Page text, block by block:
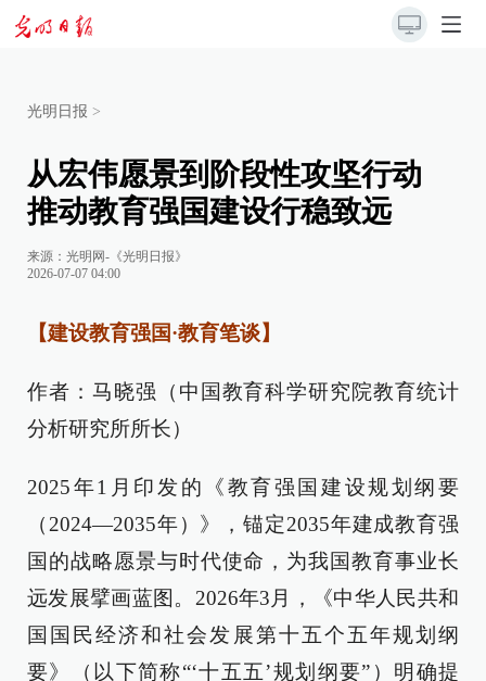
光明日报 >
从宏伟愿景到阶段性攻坚行动
推动教育强国建设行稳致远
来源： 光明网-《光明日报》
2026-07-07 04:00
【建设教育强国·教育笔谈】
作者：马晓强（中国教育科学研究院教育统计
分析研究所所长）
2025年1月印发的《教育强国建设规划纲要
（2024—2035年）》，锚定2035年建成教育强
国的战略愿景与时代使命，为我国教育事业长
远发展擘画蓝图。2026年3月，《中华人民共和
国国民经济和社会发展第十五个五年规划纲
要》（以下简称“‘十五五’规划纲要”）明确提